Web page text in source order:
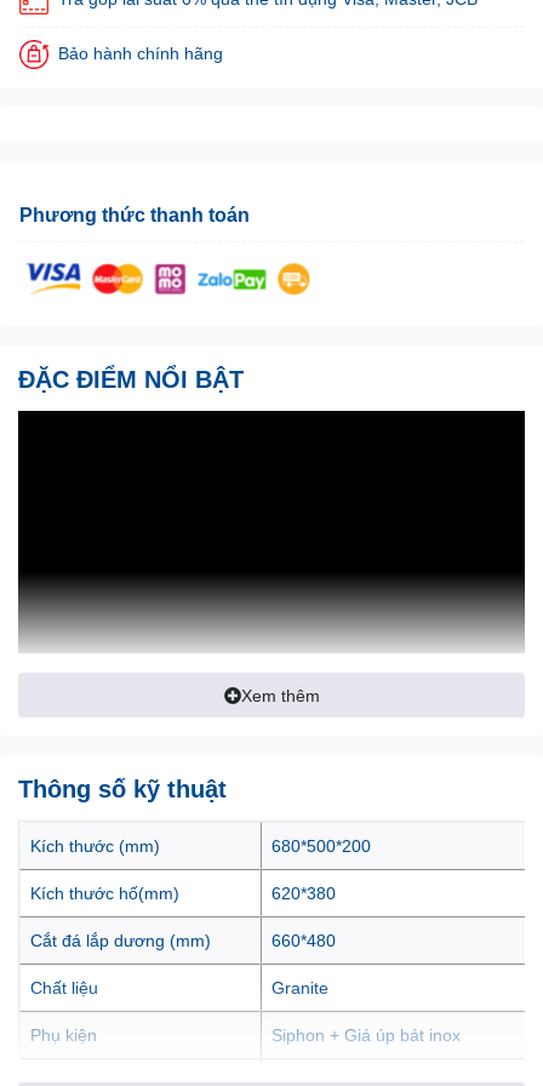
Bảo hành chính hãng
Phương thức thanh toán
ĐẶC ĐIỂM NỔI BẬT
Chậu rửa bát Granite Sink Ruvita 680: Kiệt tác chậu
đá Ý cho gian bếp hiện đại
Chậu rửa bát Granite Sink Ruvita 680là sản phẩm cao cấp đến
Xem thêm
Thông số kỹ thuật
Kích thước (mm) 680*500*200
Kích thước hố(mm) 620*380
Cắt đá lắp dương (mm) 660*480
Chất liệu Granite
Phụ kiện Siphon + Giá úp bát inox